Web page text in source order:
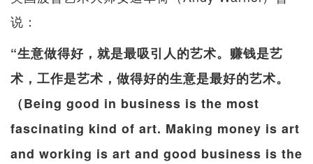
说：
“生意做得好，就是最吸引人的艺术。赚钱是艺
术，工作是艺术，做得好的生意是最好的艺术。
（Being good in business is the most
fascinating kind of art. Making money is art
and working is art and good business is the